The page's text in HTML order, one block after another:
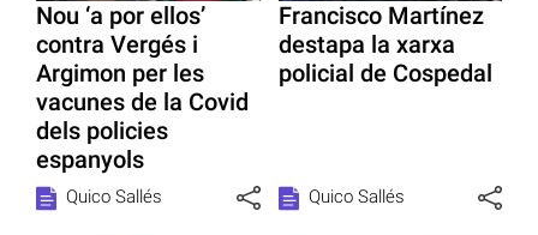
Nou ‘a por ellos’
contra Vergés i
Argimon per les
vacunes de la Covid
dels policies
espanyols
Quico Sallés
Francisco Martínez
destapa la xarxa
policial de Cospedal
Quico Sallés